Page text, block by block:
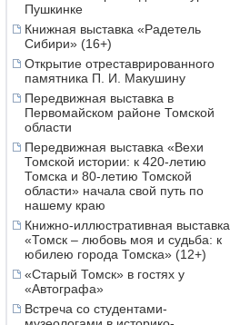
Пушкинке
Книжная выставка «Радетель
Сибири» (16+)
Открытие отреставрированного
памятника П. И. Макушину
Передвижная выставка в
Первомайском районе Томской
области
Передвижная выставка «Вехи
Томской истории: к 420-летию
Томска и 80-летию Томской
области» начала свой путь по
нашему краю
Книжно-иллюстративная выставка
«Томск – любовь моя и судьба: к
юбилею города Томска» (12+)
«Старый Томск» в гостях у
«Автографа»
Встреча со студентами-